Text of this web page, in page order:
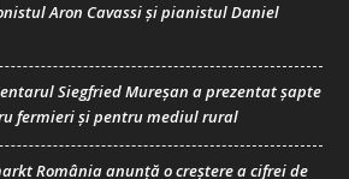
Aron Cavassi și pianistul Daniel
Siegfried Mureșan a prezentat șapte
fermieri și pentru mediul rural
România anunță o creștere a cifrei de